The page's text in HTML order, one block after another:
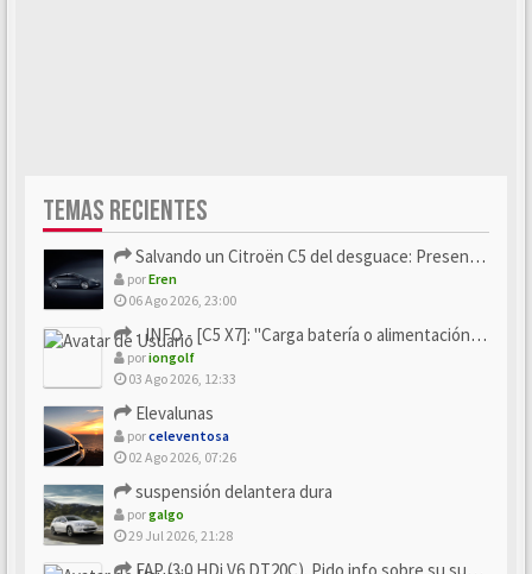
TEMAS RECIENTES
Salvando un Citroën C5 del desguace: Presentación y seguimiento
porEren
06 Ago 2026, 23:00
- INFO - [C5 X7]: "Carga batería o alimentación eléctri...
poriongolf
03 Ago 2026, 12:33
Elevalunas
porceleventosa
02 Ago 2026, 07:26
suspensión delantera dura
porgalgo
29 Jul 2026, 21:28